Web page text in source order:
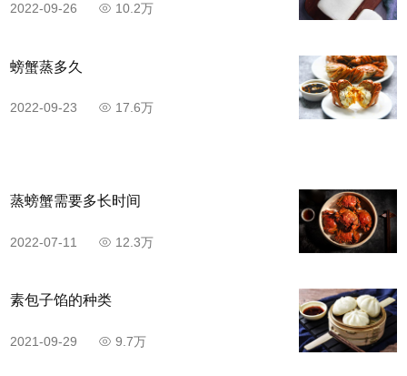
步骤5
2022-09-26 10.2万
螃蟹蒸多久
2022-09-23 17.6万
蒸螃蟹需要多长时间
2022-07-11 12.3万
素包子馅的种类
2021-09-29 9.7万